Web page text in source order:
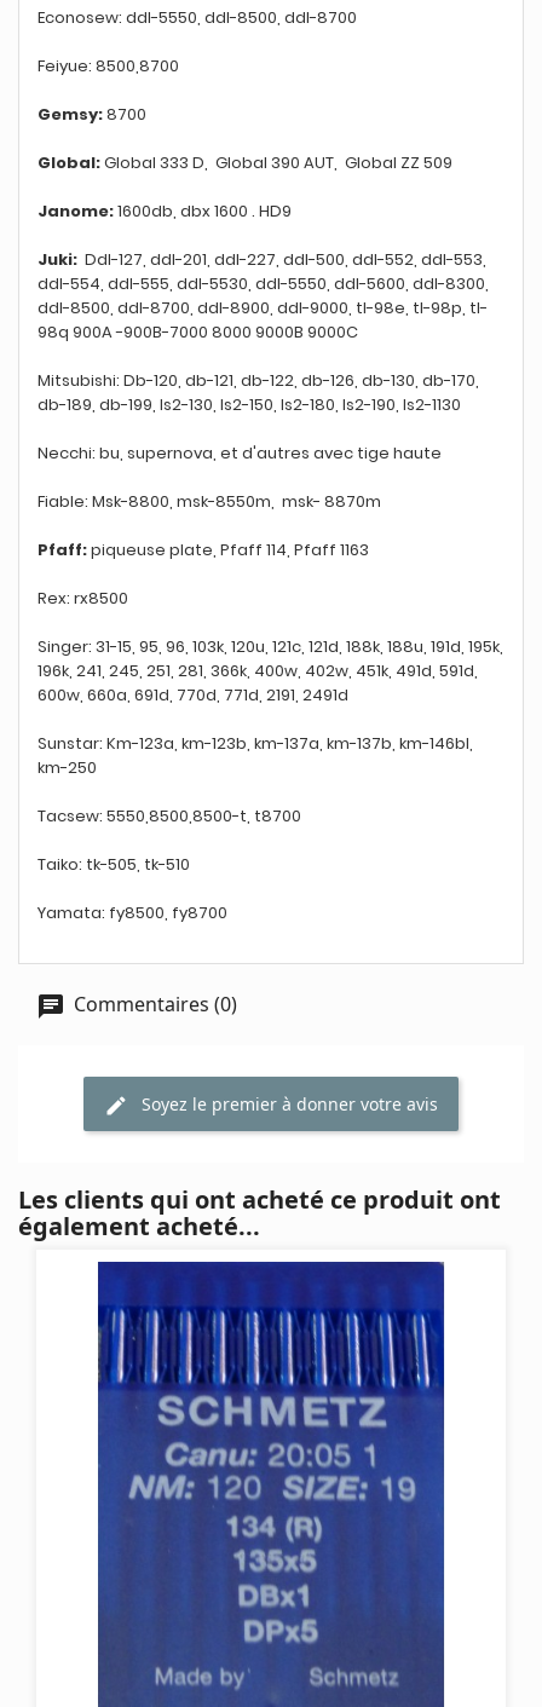
Econosew: ddl-5550, ddl-8500, ddl-8700
Feiyue: 8500,8700
Gemsy:8700
Global:Global 333 D, Global 390 AUT, Global ZZ 509
Janome:1600db, dbx 1600 . HD9
Juki: Ddl-127, ddl-201, ddl-227, ddl-500, ddl-552, ddl-553,
ddl-554, ddl-555, ddl-5530, ddl-5550, ddl-5600, ddl-8300,
ddl-8500, ddl-8700, ddl-8900, ddl-9000, tl-98e, tl-98p, tl-
98q 900A -900B-7000 8000 9000B 9000C
Mitsubishi: Db-120, db-121, db-122, db-126, db-130, db-170,
db-189, db-199, ls2-130, ls2-150, ls2-180, ls2-190, ls2-1130
Necchi: bu, supernova, et d'autres avec tige haute
Fiable: Msk-8800, msk-8550m, msk- 8870m
Pfaff:piqueuse plate, Pfaff 114, Pfaff 1163
Rex: rx8500
Singer: 31-15, 95, 96, 103k, 120u, 121c, 121d, 188k, 188u, 191d, 195k,
196k, 241, 245, 251, 281, 366k, 400w, 402w, 451k, 491d, 591d,
600w, 660a, 691d, 770d, 771d, 2191, 2491d
Sunstar: Km-123a, km-123b, km-137a, km-137b, km-146bl,
km-250
Tacsew: 5550,8500,8500-t, t8700
Taiko: tk-505, tk-510
Yamata: fy8500, fy8700
Commentaires (0)
Soyez le premier à donner votre avis
Les clients qui ont acheté ce produit ont
également acheté...